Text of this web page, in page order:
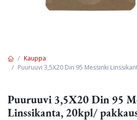
Kauppa
Puuruuvi 3,5X20 Din 95 Messinki
Puuruuvi 3,5X20 Din 95
Linssikanta, 20kpl/